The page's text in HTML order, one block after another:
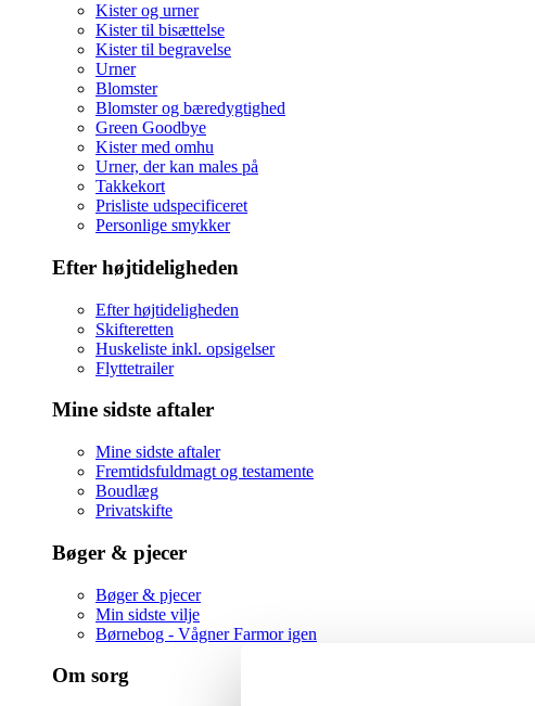
Kister og urner
Kister til bisættelse
Kister til begravelse
Urner
Blomster
Blomster og bæredygtighed
Green Goodbye
Kister med omhu
Urner, der kan males på
Takkekort
Prisliste udspecificeret
Personlige smykker
Efter højtideligheden
Efter højtideligheden
Skifteretten
Huskeliste inkl. opsigelser
Flyttetrailer
Mine sidste aftaler
Mine sidste aftaler
Fremtidsfuldmagt og testamente
Boudlæg
Privatskifte
Bøger & pjecer
Bøger & pjecer
Min sidste vilje
Børnebog - Vågner Farmor igen
Om sorg